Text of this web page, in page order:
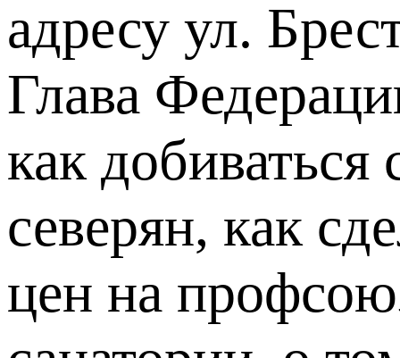
адресу ул.
Глава
как добиваться
северян, как
цен на